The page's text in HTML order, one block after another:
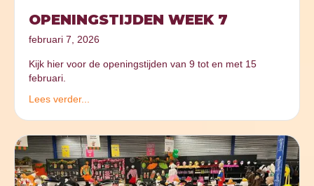
OPENINGSTIJDEN WEEK 7
februari 7, 2026
Kijk hier voor de openingstijden van 9 tot en met 15
februari.
Lees verder...